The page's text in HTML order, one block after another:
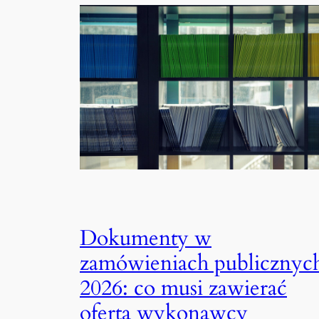
Dokumenty w
zamówieniach
2026: co musi zawierać
oferta wykonawcy